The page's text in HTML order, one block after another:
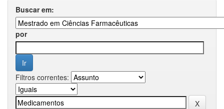
Buscar em:
por
Filtros correntes: